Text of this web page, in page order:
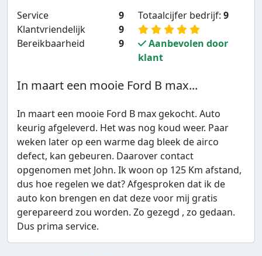
Service
9
Klantvriendelijk
9
Bereikbaarheid
9
Totaalcijfer bedrijf: 9
Aanbevolen door
klant
In maart een mooie Ford B max...
In maart een mooie Ford B max gekocht. Auto
keurig afgeleverd. Het was nog koud weer. Paar
weken later op een warme dag bleek de airco
defect, kan gebeuren. Daarover contact
opgenomen met John. Ik woon op 125 Km afstand,
dus hoe regelen we dat? Afgesproken dat ik de
auto kon brengen en dat deze voor mij gratis
gerepareerd zou worden. Zo gezegd , zo gedaan.
Dus prima service.